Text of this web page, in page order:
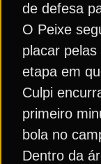
de defesa
O Peixe
placar
etapa em
Culpi
primeiro
bola no
Dentro da